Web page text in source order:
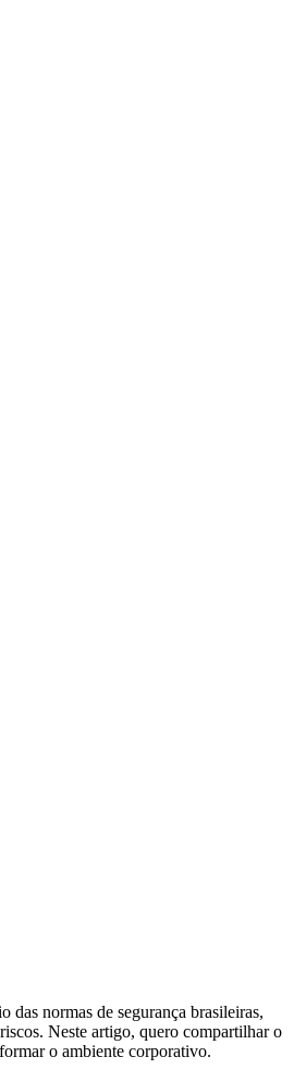
das normas de segurança brasileiras,
Neste artigo, quero compartilhar o
o ambiente corporativo.